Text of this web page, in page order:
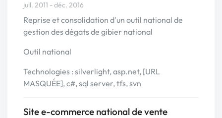
juil. 2011 - déc. 2016
Reprise et consolidation d'un outil national de
gestion des dégats de gibier national
Outil national
Technologies : silverlight, asp.net, [URL
MASQUÉE], c#, sql server, tfs, svn
Site e-commerce national de vente